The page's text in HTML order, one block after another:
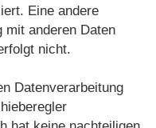
Eine andere
mit anderen Daten
nicht.
Datenverarbeitung